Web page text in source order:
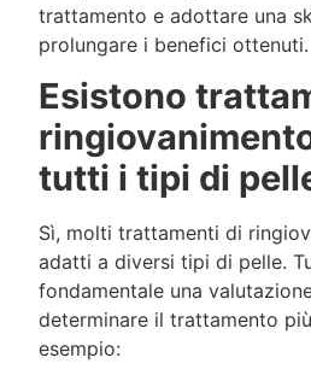
trattamento e adottare una
prolungare i benefici ottenuti.
Esistono
tutti i tipi di
Sì, molti trattamenti di
adatti a diversi tipi di pelle.
fondamentale una
determinare il trattamento
esempio: